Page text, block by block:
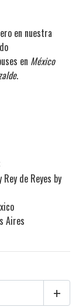
en nuestra
en México
.
Rey de Reyes by
Aires
+